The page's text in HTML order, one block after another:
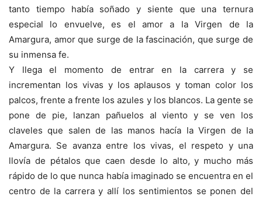
tanto tiempo había soñado y siente que una ternura
especial lo envuelve, es el amor a la Virgen de la
Amargura, amor que surge de la fascinación, que surge de
su inmensa fe.
Y llega el momento de entrar en la carrera y se
incrementan los vivas y los aplausos y toman color los
palcos, frente a frente los azules y los blancos. La gente se
pone de pie, lanzan pañuelos al viento y se ven los
claveles que salen de las manos hacía la Virgen de la
Amargura. Se avanza entre los vivas, el respeto y una
llovía de pétalos que caen desde lo alto, y mucho más
rápido de lo que nunca había imaginado se encuentra en el
centro de la carrera y allí los sentimientos se ponen del